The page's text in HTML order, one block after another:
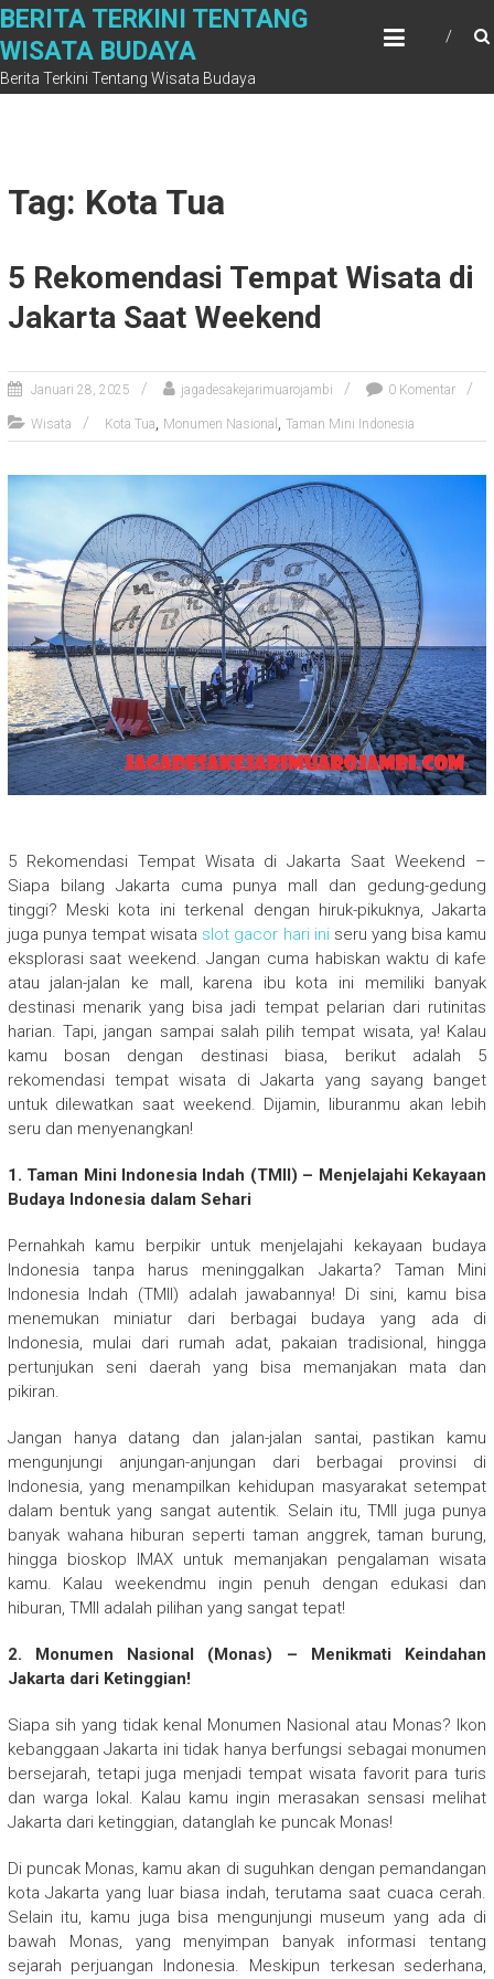
Skip
content
BERITA TERKINI TENTANG
WISATA BUDAYA
Berita Terkini Tentang Wisata Budaya
Tag: Kota Tua
5 Rekomendasi Tempat Wisata di
Jakarta Saat Weekend
Januari 28, 2025 jagadesakejarimuarojambi 0 Komentar
Wisata Kota Tua, Monumen Nasional , Taman Mini Indonesia
5 Rekomendasi Tempat Wisata di Jakarta Saat Weekend –
Siapa bilang Jakarta cuma punya mall dan gedung-gedung
tinggi? Meski kota ini terkenal dengan hiruk-pikuknya, Jakarta
juga punya tempat wisata slot gacor hari iniseru yang bisa kamu
eksplorasi saat weekend. Jangan cuma habiskan waktu di kafe
atau jalan-jalan ke mall, karena ibu kota ini memiliki banyak
destinasi menarik yang bisa jadi tempat pelarian dari rutinitas
harian. Tapi, jangan sampai salah pilih tempat wisata, ya! Kalau
kamu bosan dengan destinasi biasa, berikut adalah 5
rekomendasi tempat wisata di Jakarta yang sayang banget
untuk dilewatkan saat weekend. Dijamin, liburanmu akan lebih
seru dan menyenangkan!
1. Taman Mini Indonesia Indah (TMII) – Menjelajahi Kekayaan
Budaya Indonesia dalam Sehari
Pernahkah kamu berpikir untuk menjelajahi kekayaan budaya
Indonesia tanpa harus meninggalkan Jakarta? Taman Mini
Indonesia Indah (TMII) adalah jawabannya! Di sini, kamu bisa
menemukan miniatur dari berbagai budaya yang ada di
Indonesia, mulai dari rumah adat, pakaian tradisional, hingga
pertunjukan seni daerah yang bisa memanjakan mata dan
pikiran.
Jangan hanya datang dan jalan-jalan santai, pastikan kamu
mengunjungi anjungan-anjungan dari berbagai provinsi di
Indonesia, yang menampilkan kehidupan masyarakat setempat
dalam bentuk yang sangat autentik. Selain itu, TMII juga punya
banyak wahana hiburan seperti taman anggrek, taman burung,
hingga bioskop IMAX untuk memanjakan pengalaman wisata
kamu. Kalau weekendmu ingin penuh dengan edukasi dan
hiburan, TMII adalah pilihan yang sangat tepat!
2. Monumen Nasional (Monas) – Menikmati Keindahan
Jakarta dari Ketinggian!
Siapa sih yang tidak kenal Monumen Nasional atau Monas? Ikon
kebanggaan Jakarta ini tidak hanya berfungsi sebagai monumen
bersejarah, tetapi juga menjadi tempat wisata favorit para turis
dan warga lokal. Kalau kamu ingin merasakan sensasi melihat
Jakarta dari ketinggian, datanglah ke puncak Monas!
Di puncak Monas, kamu akan di suguhkan dengan pemandangan
kota Jakarta yang luar biasa indah, terutama saat cuaca cerah.
Selain itu, kamu juga bisa mengunjungi museum yang ada di
bawah Monas, yang menyimpan banyak informasi tentang
sejarah perjuangan Indonesia. Meskipun terkesan sederhana,